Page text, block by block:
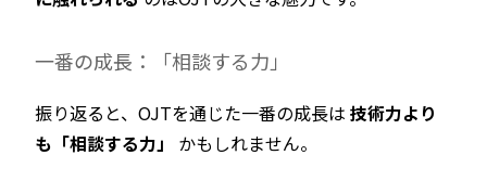
一番の成長：「相談する力」
振り返ると、OJTを通じた一番の成長は 技術力より
も「相談する力」
かもしれません。